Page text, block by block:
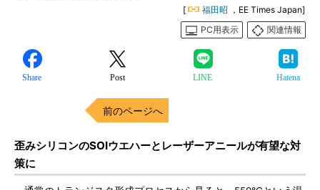
[ 福田昭 ，EE Times Japan]
PC用表示
関連情報
Share Post LINE Hatena
前のページへ
歪みシリコンのSOIウエハーとレーザーアニールが有望な対
策に